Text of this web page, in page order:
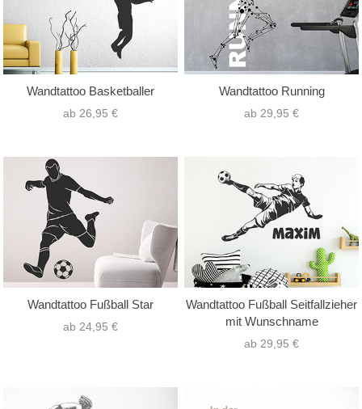
Wandtattoo Basketballer
ab 26,95 €
Wandtattoo Running
ab 29,95 €
Wandtattoo Fußball Star
ab 24,95 €
Wandtattoo Fußball Seitfallzieher
mit Wunschname
ab 29,95 €